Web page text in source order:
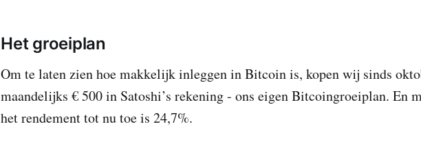
Het groeiplan
Om te laten zien hoe makkelijk inleggen in Bitcoin is, kopen wij sinds
maandelijks € 500 in Satoshi’s rekening - ons eigen Bitcoingroeiplan. En
het rendement tot nu toe is 24,7%.